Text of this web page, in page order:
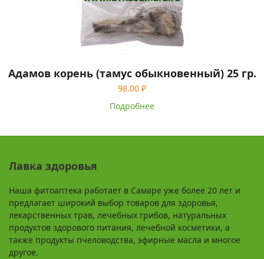
Адамов корень (тамус обыкновенный) 25 гр.
98.00 ₽
Подробнее
Лавка здоровья
Наша фитоаптека работает в Самаре уже более 20 лет и
предлагает широкий выбор товаров для здоровья,
лекарственных трав, лечебных грибов, натуральных
продуктов здорового питания, лечебной косметики, а
также продукты пчеловодства, эфирные масла и многое
другое.